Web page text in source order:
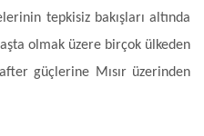
tepkisiz bakışları altında
olmak üzere birçok ülkeden
güçlerine Mısır üzerinden